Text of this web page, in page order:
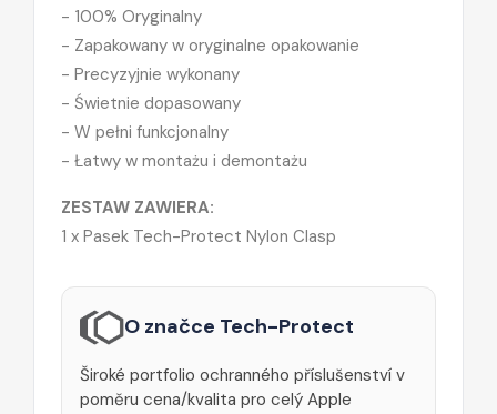
- 100% Oryginalny
- Zapakowany w oryginalne opakowanie
- Precyzyjnie wykonany
- Świetnie dopasowany
- W pełni funkcjonalny
- Łatwy w montażu i demontażu
ZESTAW ZAWIERA:
1 x Pasek Tech-Protect Nylon Clasp
O značce Tech-Protect
Široké portfolio ochranného příslušenství v
poměru cena/kvalita pro celý Apple